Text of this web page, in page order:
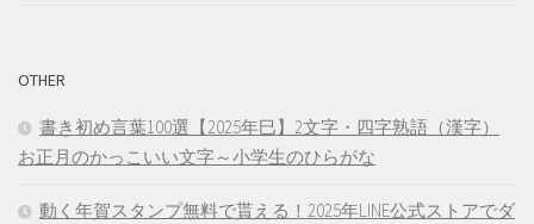
OTHER
書き初め言葉100選【2025年巳】2文字・四字熟語（漢字）
お正月のかっこいい文字～小学生のひらがな
動く年賀スタンプ無料で貰える！2025年LINE公式ストアでダ